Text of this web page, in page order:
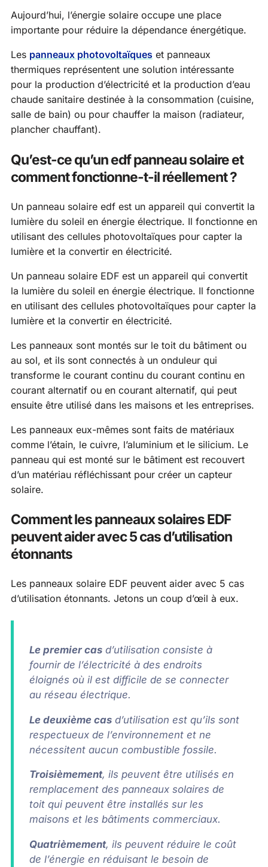
Aujourd’hui, l’énergie solaire occupe une place
importante pour réduire la dépendance énergétique.
Les panneaux photovoltaïques et panneaux
thermiques représentent une solution intéressante
pour la production d’électricité et la production d’eau
chaude sanitaire destinée à la consommation (cuisine,
salle de bain) ou pour chauffer la maison (radiateur,
plancher chauffant).
Qu’est-ce qu’un edf panneau solaire et
comment fonctionne-t-il réellement ?
Un panneau solaire edf est un appareil qui convertit la
lumière du soleil en énergie électrique. Il fonctionne en
utilisant des cellules photovoltaïques pour capter la
lumière et la convertir en électricité.
Un panneau solaire EDF est un appareil qui convertit
la lumière du soleil en énergie électrique. Il fonctionne
en utilisant des cellules photovoltaïques pour capter la
lumière et la convertir en électricité.
Les panneaux sont montés sur le toit du bâtiment ou
au sol, et ils sont connectés à un onduleur qui
transforme le courant continu du courant continu en
courant alternatif ou en courant alternatif, qui peut
ensuite être utilisé dans les maisons et les entreprises.
Les panneaux eux-mêmes sont faits de matériaux
comme l’étain, le cuivre, l’aluminium et le silicium. Le
panneau qui est monté sur le bâtiment est recouvert
d’un matériau réfléchissant pour créer un capteur
solaire.
Comment les panneaux solaires EDF
peuvent aider avec 5 cas d’utilisation
étonnants
Les panneaux solaire EDF peuvent aider avec 5 cas
d’utilisation étonnants. Jetons un coup d’œil à eux.
Le premier cas d’utilisation consiste à
fournir de l’électricité à des endroits
éloignés où il est difficile de se connecter
au réseau électrique.
Le deuxième cas d’utilisation est qu’ils sont
respectueux de l’environnement et ne
nécessitent aucun combustible fossile.
Troisièmement, ils peuvent être utilisés en
remplacement des panneaux solaires de
toit qui peuvent être installés sur les
maisons et les bâtiments commerciaux.
Quatrièmement, ils peuvent réduire le coût
de l’énergie en réduisant le besoin de